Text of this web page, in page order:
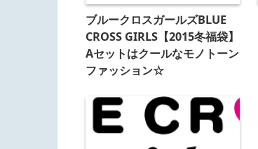
ブルークロスガールズBLUE
CROSS GIRLS【2015冬福袋】
Aセットはクールなモノトーン
ファッション☆